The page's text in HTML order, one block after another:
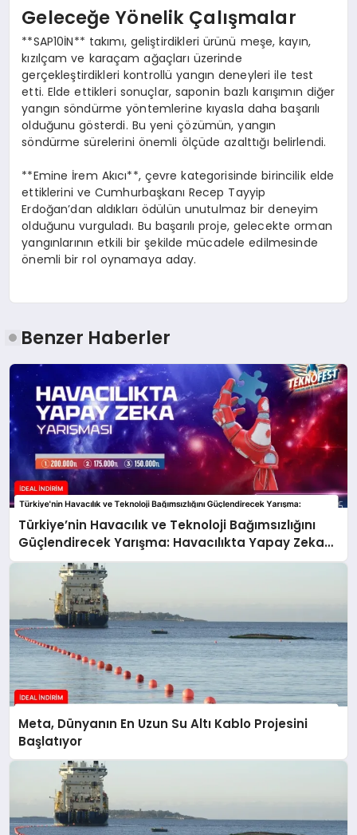
Geleceğe Yönelik Çalışmalar
**SAP10İN** takımı, geliştirdikleri ürünü meşe, kayın,
kızılçam ve karaçam ağaçları üzerinde
gerçekleştirdikleri kontrollü yangın deneyleri ile test
etti. Elde ettikleri sonuçlar, saponin bazlı karışımın diğer
yangın söndürme yöntemlerine kıyasla daha başarılı
olduğunu gösterdi. Bu yeni çözümün, yangın
söndürme sürelerini önemli ölçüde azalttığı belirlendi.
**Emine İrem Akıcı**, çevre kategorisinde birincilik elde
ettiklerini ve Cumhurbaşkanı Recep Tayyip
Erdoğan’dan aldıkları ödülün unutulmaz bir deneyim
olduğunu vurguladı. Bu başarılı proje, gelecekte orman
yangınlarının etkili bir şekilde mücadele edilmesinde
önemli bir rol oynamaya aday.
Benzer Haberler
Türkiye’nin Havacılık ve Teknoloji Bağımsızlığını
Güçlendirecek Yarışma: Havacılıkta Yapay Zeka
Yarışması
Meta, Dünyanın En Uzun Su Altı Kablo Projesini
Başlatıyor